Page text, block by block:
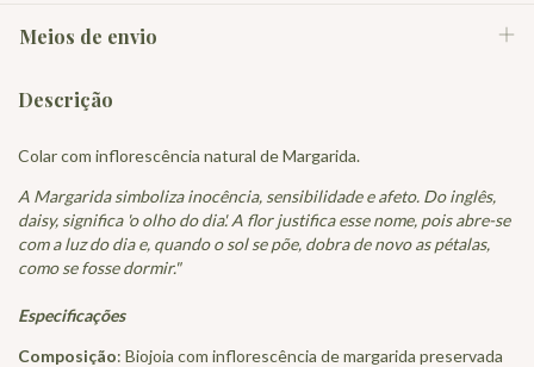
Meios de envio
Descrição
Colar com inflorescência natural de Margarida.
A Margarida simboliza inocência, sensibilidade e afeto. Do inglês,
daisy, significa 'o olho do dia'. A flor justifica esse nome, pois abre-se
com a luz do dia e, quando o sol se põe, dobra de novo as pétalas,
como se fosse dormir."
Especificações
Composição: Biojoia com inflorescência de margarida preservada